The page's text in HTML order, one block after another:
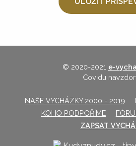
© 2020-2021 e-
Covidu
NAŠE VYCHÁZKY 2000 - 2019
KOHO PODPOŘÍME
ZAPSAT